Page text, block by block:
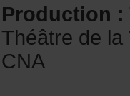
Production:
CNA